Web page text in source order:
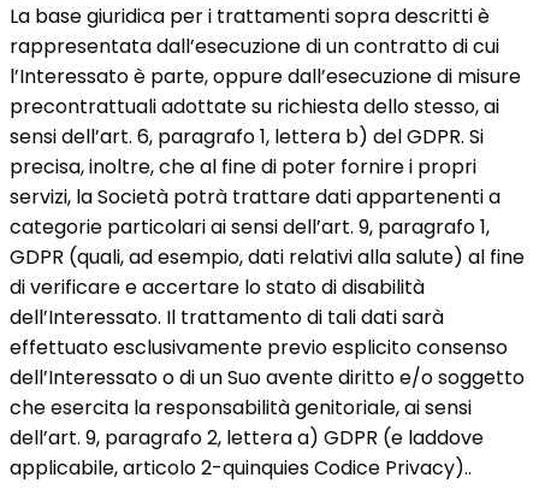
La base giuridica per i trattamenti sopra descritti è
rappresentata dall’esecuzione di un contratto di cui
l’Interessato è parte, oppure dall’esecuzione di misure
precontrattuali adottate su richiesta dello stesso, ai
sensi dell’art. 6, paragrafo 1, lettera b) del GDPR. Si
precisa, inoltre, che al fine di poter fornire i propri
servizi, la Società potrà trattare dati appartenenti a
categorie particolari ai sensi dell’art. 9, paragrafo 1,
GDPR (quali, ad esempio, dati relativi alla salute) al fine
di verificare e accertare lo stato di disabilità
dell’Interessato. Il trattamento di tali dati sarà
effettuato esclusivamente previo esplicito consenso
dell’Interessato o di un Suo avente diritto e/o soggetto
che esercita la responsabilità genitoriale, ai sensi
dell’art. 9, paragrafo 2, lettera a) GDPR (e laddove
applicabile, articolo 2-quinquies Codice Privacy)..